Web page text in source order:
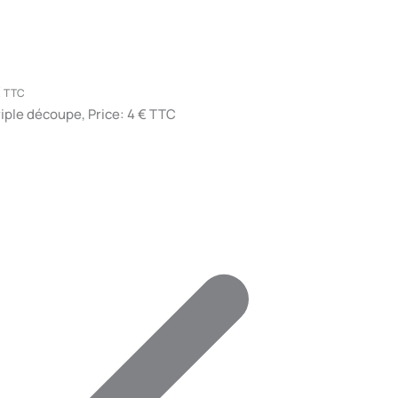
TTC
découpe, Price: 4 € TTC